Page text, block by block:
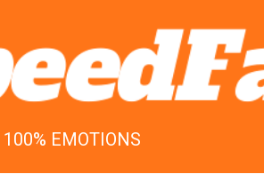
EMOTIONS